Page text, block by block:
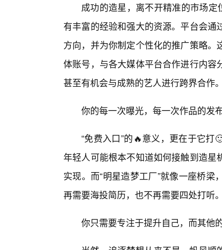
成功的造星，离不开精准的市场定
有丰富的经验和强大的资源。平台会
方向，并为你制定个性化的推广策略
体账号，与各大媒体平台合作进行内
甚至有机会与成熟的艺人进行跨界合作
你的每一次曝光，每一次作品的发
“免费入口”的🔥意义，更在于它
年轻人可能根本不知道如何接触到造
实现。而“明星造梦工厂”就像一座桥
再需要海投简历，也不再需要四处打听
你只需要专注于提升自己，而其他